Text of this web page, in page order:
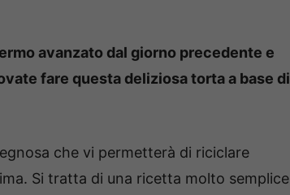
avanzato dal giorno precedente e
fare questa deliziosa torta a base di
che vi permetterà di riciclare
Si tratta di una ricetta molto semplice